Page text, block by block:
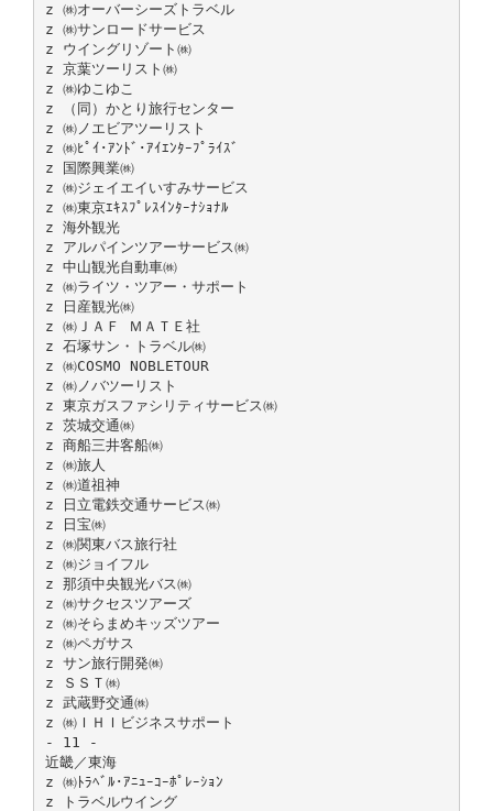
z ㈱オーバーシーズトラベル
z ㈱サンロードサービス
z ウイングリゾート㈱
z 京葉ツーリスト㈱
z ㈱ゆこゆこ
z （同）かとり旅行センター
z ㈱ノエビアツーリスト
z ㈱ﾋﾟｲ･ｱﾝﾄﾞ･ｱｲｴﾝﾀｰﾌﾟﾗｲｽﾞ
z 国際興業㈱
z ㈱ジェイエイいすみサービス
z ㈱東京ｴｷｽﾌﾟﾚｽｲﾝﾀｰﾅｼｮﾅﾙ
z 海外観光
z アルパインツアーサービス㈱
z 中山観光自動車㈱
z ㈱ライツ・ツアー・サポート
z 日産観光㈱
z ㈱ＪＡＦ ＭＡＴＥ社
z 石塚サン・トラベル㈱
z ㈱COSMO NOBLETOUR
z ㈱ノバツーリスト
z 東京ガスファシリティサービス㈱
z 茨城交通㈱
z 商船三井客船㈱
z ㈱旅人
z ㈱道祖神
z 日立電鉄交通サービス㈱
z 日宝㈱
z ㈱関東バス旅行社
z ㈱ジョイフル
z 那須中央観光バス㈱
z ㈱サクセスツアーズ
z ㈱そらまめキッズツアー
z ㈱ペガサス
z サン旅行開発㈱
z ＳＳＴ㈱
z 武蔵野交通㈱
z ㈱ＩＨＩビジネスサポート
- 11 -
近畿／東海
z ㈱ﾄﾗﾍﾞﾙ･ｱﾆｭｰｺｰﾎﾟﾚｰｼｮﾝ
z トラベルウイング